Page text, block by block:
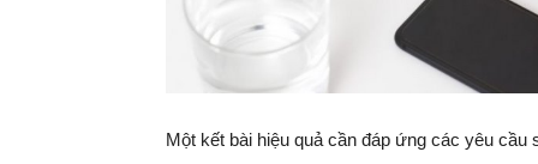
Một kết bài hiệu quả cần đáp ứng các yêu cầu